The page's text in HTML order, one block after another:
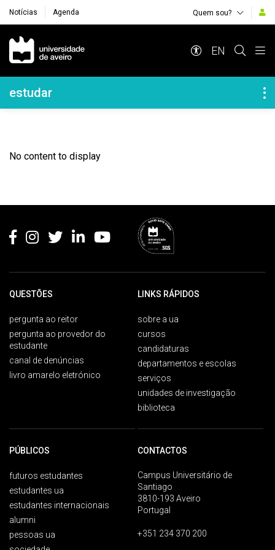
Notícias Agenda Quem sou?
Navegação Principal
EN
Navegação Lateral
estudar
No content to display
QUESTÕES
pergunta ao reitor
pergunta ao provedor do
estudante
canal de denúncias
livro amarelo eletrónico
LINKS RÁPIDOS
sobre a ua
cursos
candidaturas
departamentos e escolas
serviços
unidades de investigação
biblioteca
PÚBLICOS
futuros estudantes
estudantes ua
estudantes internacionais
alumni
pessoas ua
CONTACTOS
Campus Universitário de
Santiago
3810-193 Aveiro
Portugal
+351 234 370 200